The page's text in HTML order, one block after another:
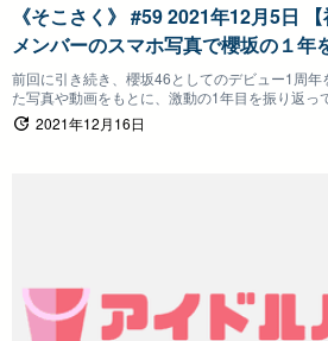
《そこさく》 #59 2021年12月5日
メンバーのスマホ写真で櫻坂の１年
編）】そこ曲がったら、櫻坂？
前回に引き続き、櫻坂46としてのデビュー1周
た写真や動画をもとに、激動の1年目を振り返っ
2021年12月16日